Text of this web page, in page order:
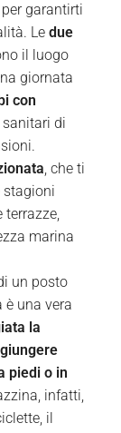
garantirti
Le due
il luogo
giornata
con
di
, che ti
terrazze,
marina
un posto
è una vera
la
piedi o in
infatti,
il